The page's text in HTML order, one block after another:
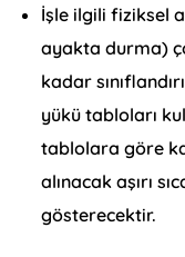
İşle ilgili fiziksel
ayakta durma)
kadar
yükü tabloları
tablolara göre
alınacak aşırı
gösterecektir.